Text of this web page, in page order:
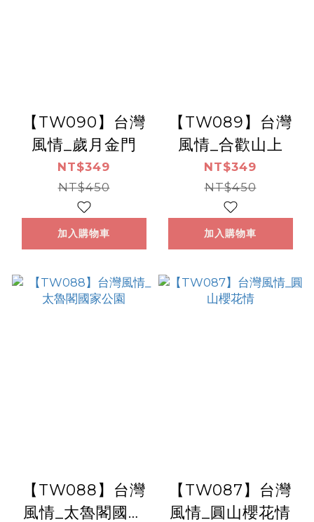
【TW090】台灣
風情_歲月金門
NT$349
NT$450
加入購物車
【TW089】台灣
風情_合歡山上
NT$349
NT$450
加入購物車
【TW088】台灣
風情_太魯閣國家
【TW087】台灣
風情_圓山櫻花情